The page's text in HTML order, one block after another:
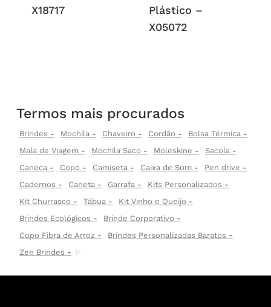
X18717
Plástico –
X05072
Termos mais procurados
Brindes Mochila Chaveiro Cordão
Bolsa Térmica
Mala de Viagem
Mochila Saco Moleskine
Sacola
Caneca
Copo Camiseta Caixa de Som
Pen drive
Cadernos
Caneta Garrafa
Kits Personalizados
Kit Churrasco
Tábua
Kit Vinho e Queijo
Brindes Ecológicos
Brinde Corporativo
Copo Fibra de Arroz
Brindes Personalizadas Baratos
Zen Brindes
✨